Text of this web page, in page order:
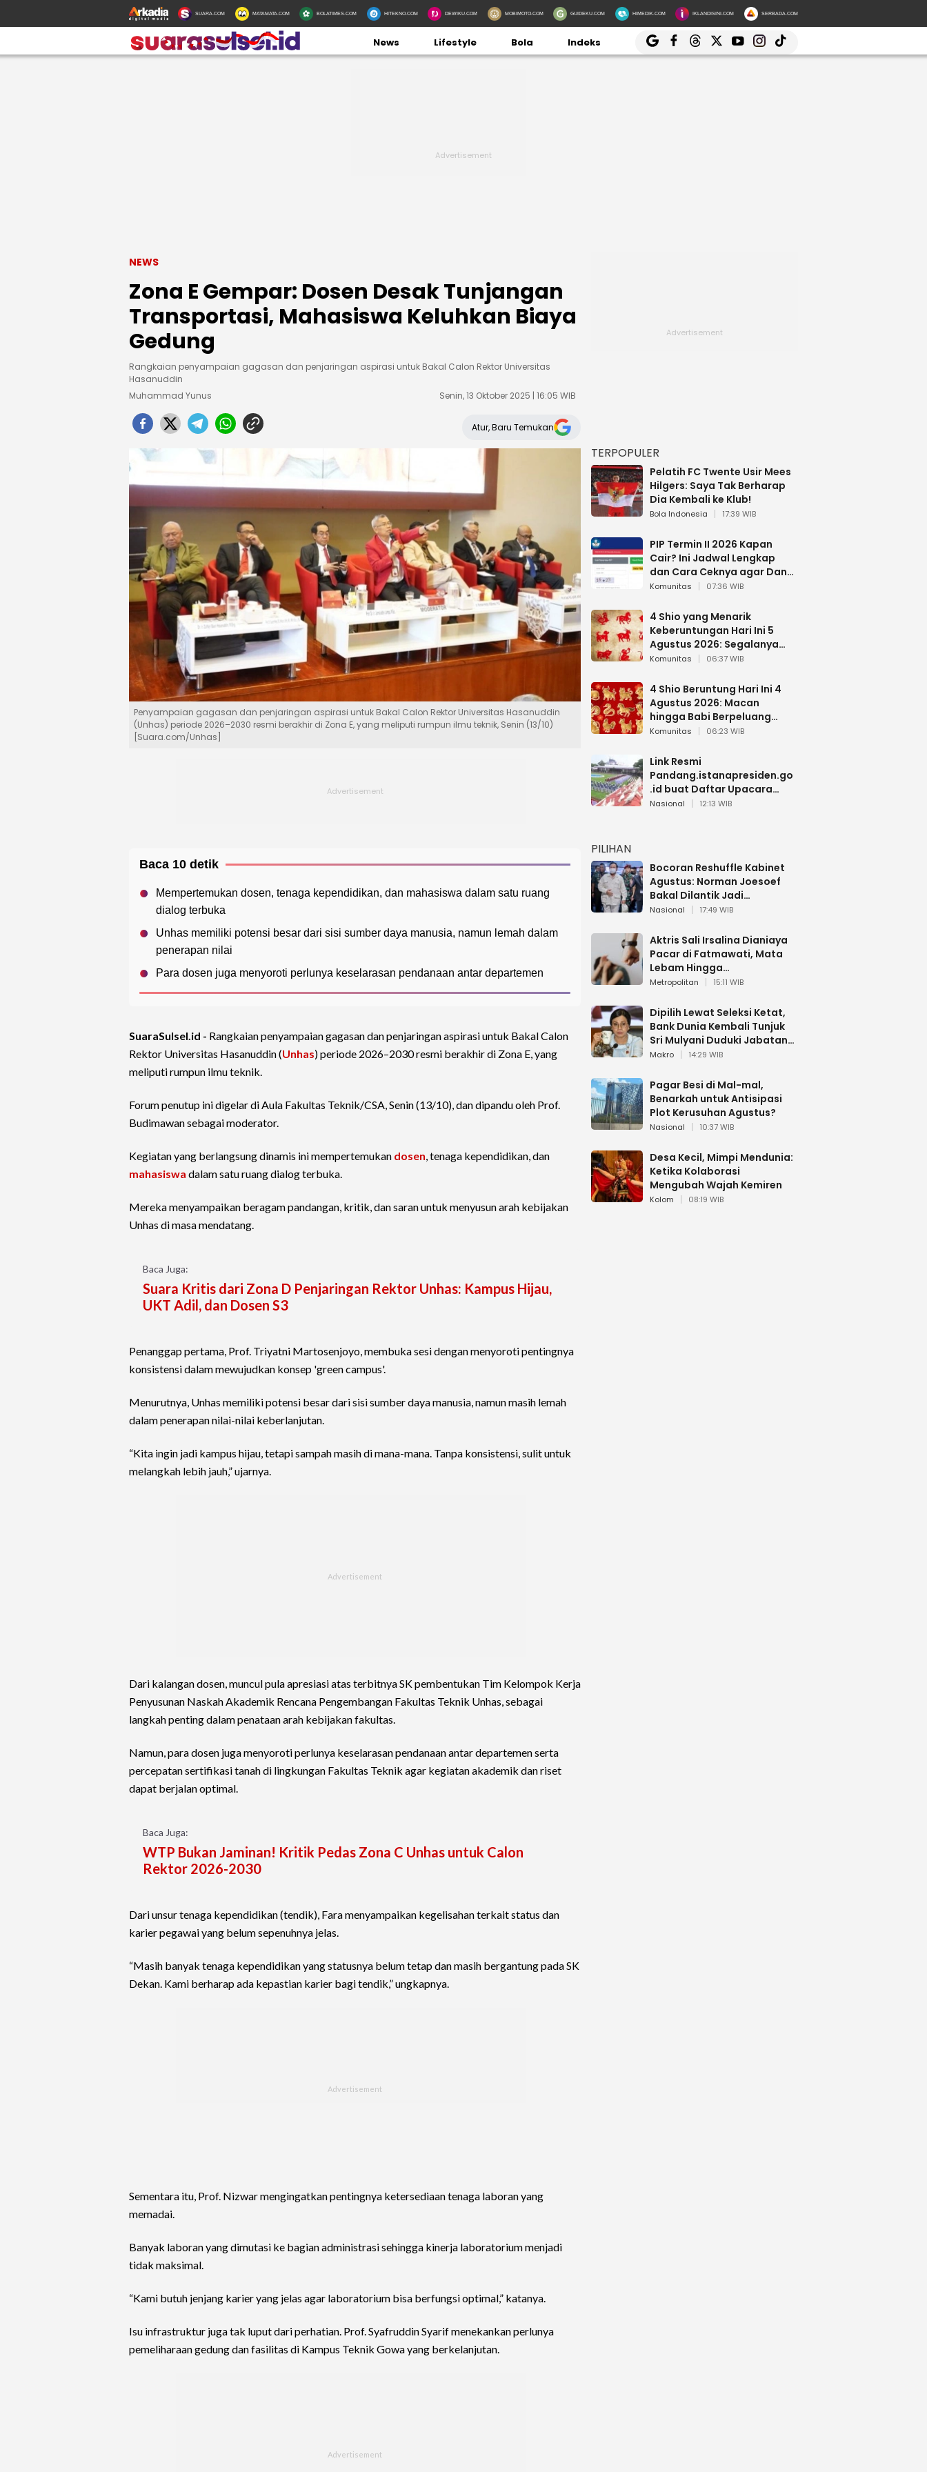
SUARA.COM MATAMATA.COM BOLATIMES.COM HITEKNO.COM DEWIKU.COM MOBIMOTO.COM GUIDEKU.COM HIMEDIK.COM IKLANDISINI.COM SERBADA.COM
News Lifestyle Bola Indeks
NEWS
Zona E Gempar: Dosen Desak Tunjangan
Transportasi, Mahasiswa Keluhkan Biaya
Gedung
Rangkaian penyampaian gagasan dan penjaringan aspirasi untuk Bakal Calon Rektor Universitas
Hasanuddin
Muhammad Yunus
Senin, 13 Oktober 2025 | 16:05 WIB
Atur, Baru Temukan
Penyampaian gagasan dan penjaringan aspirasi untuk Bakal Calon Rektor Universitas Hasanuddin
(Unhas) periode 2026–2030 resmi berakhir di Zona E, yang meliputi rumpun ilmu teknik, Senin (13/10)
[Suara.com/Unhas]
Baca 10 detik
Mempertemukan dosen, tenaga kependidikan, dan mahasiswa dalam satu ruang
dialog terbuka
Unhas memiliki potensi besar dari sisi sumber daya manusia, namun lemah dalam
penerapan nilai
Para dosen juga menyoroti perlunya keselarasan pendanaan antar departemen
SuaraSulsel.id - Rangkaian penyampaian gagasan dan penjaringan aspirasi untuk Bakal Calon
Rektor Universitas Hasanuddin (Unhas) periode 2026–2030 resmi berakhir di Zona E, yang
meliputi rumpun ilmu teknik.
Forum penutup ini digelar di Aula Fakultas Teknik/CSA, Senin (13/10), dan dipandu oleh Prof.
Budimawan sebagai moderator.
Kegiatan yang berlangsung dinamis ini mempertemukan dosen, tenaga kependidikan, dan
mahasiswa dalam satu ruang dialog terbuka.
Mereka menyampaikan beragam pandangan, kritik, dan saran untuk menyusun arah kebijakan
Unhas di masa mendatang.
Baca Juga:
Suara Kritis dari Zona D Penjaringan Rektor Unhas: Kampus Hijau,
UKT Adil, dan Dosen S3
Penanggap pertama, Prof. Triyatni Martosenjoyo, membuka sesi dengan menyoroti pentingnya
konsistensi dalam mewujudkan konsep 'green campus'.
Menurutnya, Unhas memiliki potensi besar dari sisi sumber daya manusia, namun masih lemah
dalam penerapan nilai-nilai keberlanjutan.
“Kita ingin jadi kampus hijau, tetapi sampah masih di mana-mana. Tanpa konsistensi, sulit untuk
melangkah lebih jauh,” ujarnya.
Dari kalangan dosen, muncul pula apresiasi atas terbitnya SK pembentukan Tim Kelompok Kerja
Penyusunan Naskah Akademik Rencana Pengembangan Fakultas Teknik Unhas, sebagai
langkah penting dalam penataan arah kebijakan fakultas.
Namun, para dosen juga menyoroti perlunya keselarasan pendanaan antar departemen serta
percepatan sertifikasi tanah di lingkungan Fakultas Teknik agar kegiatan akademik dan riset
dapat berjalan optimal.
Baca Juga:
WTP Bukan Jaminan! Kritik Pedas Zona C Unhas untuk Calon
Rektor 2026-2030
Dari unsur tenaga kependidikan (tendik), Fara menyampaikan kegelisahan terkait status dan
karier pegawai yang belum sepenuhnya jelas.
“Masih banyak tenaga kependidikan yang statusnya belum tetap dan masih bergantung pada SK
Dekan. Kami berharap ada kepastian karier bagi tendik,” ungkapnya.
Sementara itu, Prof. Nizwar mengingatkan pentingnya ketersediaan tenaga laboran yang
memadai.
Banyak laboran yang dimutasi ke bagian administrasi sehingga kinerja laboratorium menjadi
tidak maksimal.
“Kami butuh jenjang karier yang jelas agar laboratorium bisa berfungsi optimal,” katanya.
Isu infrastruktur juga tak luput dari perhatian. Prof. Syafruddin Syarif menekankan perlunya
pemeliharaan gedung dan fasilitas di Kampus Teknik Gowa yang berkelanjutan.
TERPOPULER
Pelatih FC Twente Usir Mees
Hilgers: Saya Tak Berharap
Dia Kembali ke Klub!
Bola Indonesia 17:39 WIB
PIP Termin II 2026 Kapan
Cair? Ini Jadwal Lengkap
dan Cara Ceknya agar Dana
Tidak Hangus!
Komunitas 07:36 WIB
4 Shio yang Menarik
Keberuntungan Hari Ini 5
Agustus 2026: Segalanya
Berjalan Lancar
Komunitas 06:37 WIB
4 Shio Beruntung Hari Ini 4
Agustus 2026: Macan
hingga Babi Berpeluang
Dapat Kabar Baik
Komunitas 06:23 WIB
Link Resmi
Pandang.istanapresiden.go
.id buat Daftar Upacara
Bendera HUT RI di Istana
Nasional 12:13 WIB
PILIHAN
Bocoran Reshuffle Kabinet
Agustus: Norman Joesoef
Bakal Dilantik Jadi
Wamenhan RI
Nasional 17:49 WIB
Aktris Sali Irsalina Dianiaya
Pacar di Fatmawati, Mata
Lebam Hingga
Diselamatkan Polantas
Metropolitan 15:11 WIB
Dipilih Lewat Seleksi Ketat,
Bank Dunia Kembali Tunjuk
Sri Mulyani Duduki Jabatan
Strategis
Makro 14:29 WIB
Pagar Besi di Mal-mal,
Benarkah untuk Antisipasi
Plot Kerusuhan Agustus?
Nasional 10:37 WIB
Desa Kecil, Mimpi Mendunia:
Ketika Kolaborasi
Mengubah Wajah Kemiren
Kolom 08:19 WIB